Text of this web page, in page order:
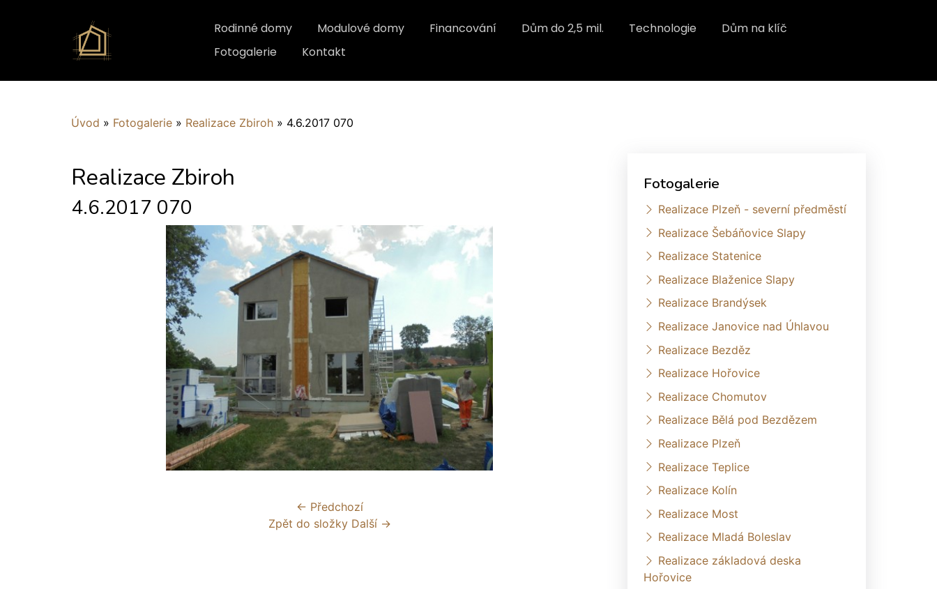
Rodinné domy Modulové domy Financování Dům do 2,5 mil. Technologie
Dům na klíč
Fotogalerie
Kontakt
Úvod » Fotogalerie » Realizace Zbiroh » 4.6.2017 070
Realizace Zbiroh
4.6.2017 070
← Předchozí
Zpět do složky Další →
Fotogalerie
Realizace Plzeň - severní předměstí
Realizace Šebáňovice Slapy
Realizace Statenice
Realizace Blaženice Slapy
Realizace Brandýsek
Realizace Janovice nad Úhlavou
Realizace Bezděz
Realizace Hořovice
Realizace Chomutov
Realizace Bělá pod Bezdězem
Realizace Plzeň
Realizace Teplice
Realizace Kolín
Realizace Most
Realizace Mladá Boleslav
Realizace základová deska
Hořovice